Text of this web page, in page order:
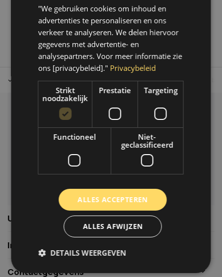
1
Tot 30 dagen retour sturen. Op werkdagen voor 14.00 uur
Klantenservice
info@autoklusser.nl
Usefull links
Informatie
Contactgegevens
"We gebruiken cookies om inhoud en
advertenties te personaliseren en ons
verkeer te analyseren. We delen hiervoor
gegevens met advertentie- en
analysepartners. Voor meer informatie zie
ons [privacybeleid]." Privacybeleid
Strikt
noodzakelijk
Prestatie Targeting
Functioneel
Niet-
geclassificeerd
ALLES ACCEPTEREN
ALLES AFWIJZEN
DETAILS WEERGEVEN